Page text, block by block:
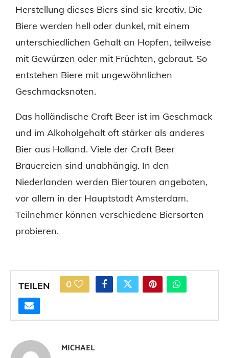
Herstellung dieses Biers sind sie kreativ. Die
Biere werden hell oder dunkel, mit einem
unterschiedlichen Gehalt an Hopfen, teilweise
mit Gewürzen oder mit Früchten, gebraut. So
entstehen Biere mit ungewöhnlichen
Geschmacksnoten.
Das holländische Craft Beer ist im Geschmack
und im Alkoholgehalt oft stärker als anderes
Bier aus Holland. Viele der Craft Beer
Brauereien sind unabhängig. In den
Niederlanden werden Biertouren angeboten,
vor allem in der Hauptstadt Amsterdam.
Teilnehmer können verschiedene Biersorten
probieren.
TEILEN 0
MICHAEL